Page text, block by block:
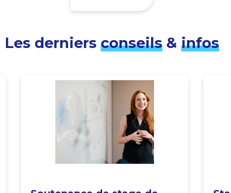
Les derniers conseils & infos